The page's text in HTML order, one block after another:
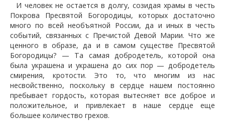
И человек не остается в долгу, созидая храмы в честь
Покрова Пресвятой Богородицы, которых достаточно
много по всей необъятной России, да и иных в честь
событий, связанных с Пречистой Девой Марии. Что же
ценного в образе, да и в самом существе Пресвятой
Богородицы? — Та самая добродетель, которой она
была украшена и украшена до сих пор — добродетель
смирения, кротости. Это то, что многим из нас
несвойственно, поскольку в сердце нашем постоянно
пребывает гордость, которая вытесняет все доброе и
положительное, и привлекает в наше сердце еще
большее количество грехов.